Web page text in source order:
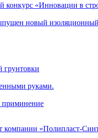
конкурс «Инновации в
новый
грунтовки
руками.
приминение
компании «Полипласт-